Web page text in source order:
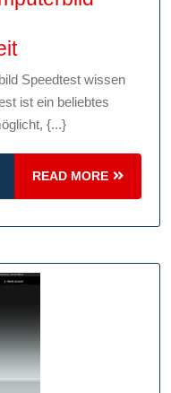
Alles
im
Blick:
Der
Computerbild
Speedtest
für
Ihre
Speedtest wissen
ist ein beliebtes
{...}
READ MORE
READ
MORE